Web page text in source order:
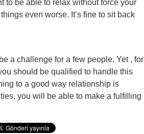
to be able to relax without force your
even worse. It’s fine to sit back
a challenge for a few people. Yet , for
should be qualified to handle this
to a good way relationship is
you will be able to make a fulfilling